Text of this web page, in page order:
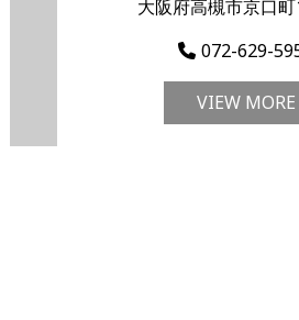
大阪府高槻市京口
072-629-
VIEW MORE